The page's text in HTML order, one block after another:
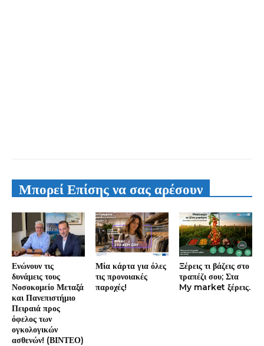
Μπορεί Επίσης να σας αρέσουν
Ενώνουν τις
δυνάμεις τους
Νοσοκομείο Μεταξά
και Πανεπιστήμιο
Πειραιά προς
όφελος των
ογκολογικών
ασθενών! (ΒΙΝΤΕΟ)
Μία κάρτα για όλες
τις προνοιακές
παροχές!
Ξέρεις τι βάζεις στο
τραπέζι σου; Στα
My market ξέρεις.